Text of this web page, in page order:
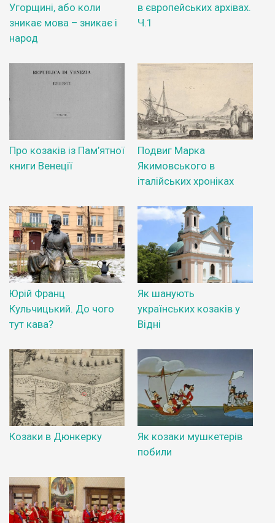
Угорщині, або коли
зникає мова – зникає і
народ
в європейських архівах.
Ч.1
Про козаків із Пам’ятної
книги Венеції
Подвиг Марка
Якимовського в
італійських хроніках
Юрій Франц
Кульчицький. До чого
тут кава?
Як шанують
українських козаків у
Відні
Козаки в Дюнкерку
Як козаки мушкетерів
побили